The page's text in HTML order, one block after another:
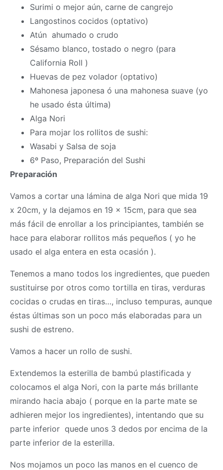
Surimi o mejor aún, carne de cangrejo
Langostinos cocidos (optativo)
Atún ahumado o crudo
Sésamo blanco, tostado o negro (para
California Roll )
Huevas de pez volador (optativo)
Mahonesa japonesa ó una mahonesa suave (yo
he usado ésta última)
Alga Nori
Para mojar los rollitos de sushi:
Wasabi y Salsa de soja
6º Paso, Preparación del Sushi
Preparación
Vamos a cortar una lámina de alga Nori que mida 19
x 20cm, y la dejamos en 19 x 15cm, para que sea
más fácil de enrollar a los principiantes, también se
hace para elaborar rollitos más pequeños ( yo he
usado el alga entera en esta ocasión ).
Tenemos a mano todos los ingredientes, que pueden
sustituirse por otros como tortilla en tiras, verduras
cocidas o crudas en tiras…, incluso tempuras, aunque
éstas últimas son un poco más elaboradas para un
sushi de estreno.
Vamos a hacer un rollo de sushi.
Extendemos la esterilla de bambú plastificada y
colocamos el alga Nori, con la parte más brillante
mirando hacia abajo ( porque en la parte mate se
adhieren mejor los ingredientes), intentando que su
parte inferior quede unos 3 dedos por encima de la
parte inferior de la esterilla.
Nos mojamos un poco las manos en el cuenco de